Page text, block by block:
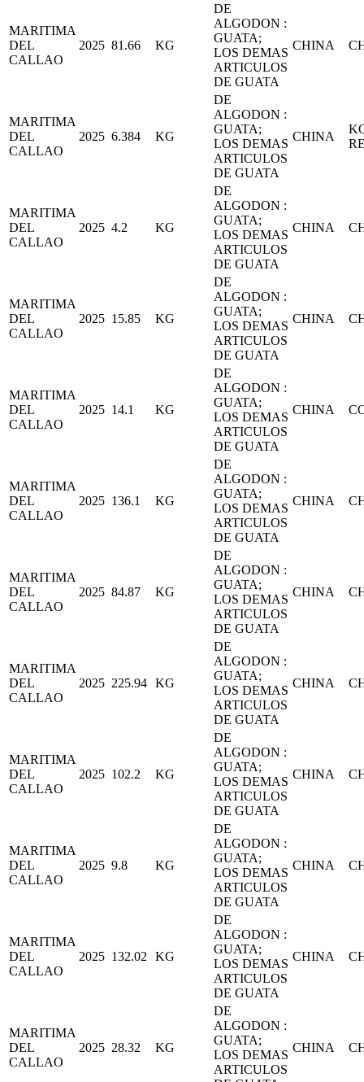
MARITIMA
DEL
CALLAO
2025 81.66 KG
DE
ALGODON :
GUATA;
LOS DEMAS
ARTICULOS
DE GUATA
CHINA
MARITIMA
DEL
CALLAO
2025 6.384 KG
DE
ALGODON :
GUATA;
LOS DEMAS
ARTICULOS
DE GUATA
CHINA
MARITIMA
DEL
CALLAO
2025 4.2 KG
DE
ALGODON :
GUATA;
LOS DEMAS
ARTICULOS
DE GUATA
CHINA
MARITIMA
DEL
CALLAO
2025 15.85 KG
DE
ALGODON :
GUATA;
LOS DEMAS
ARTICULOS
DE GUATA
CHINA
MARITIMA
DEL
CALLAO
2025 14.1 KG
DE
ALGODON :
GUATA;
LOS DEMAS
ARTICULOS
DE GUATA
CHINA
MARITIMA
DEL
CALLAO
2025 136.1 KG
DE
ALGODON :
GUATA;
LOS DEMAS
ARTICULOS
DE GUATA
CHINA
MARITIMA
DEL
CALLAO
2025 84.87 KG
DE
ALGODON :
GUATA;
LOS DEMAS
ARTICULOS
DE GUATA
CHINA
MARITIMA
DEL
CALLAO
2025 225.94 KG
DE
ALGODON :
GUATA;
LOS DEMAS
ARTICULOS
DE GUATA
CHINA
MARITIMA
DEL
CALLAO
2025 102.2 KG
DE
ALGODON :
GUATA;
LOS DEMAS
ARTICULOS
DE GUATA
CHINA
MARITIMA
DEL
CALLAO
2025 9.8 KG
DE
ALGODON :
GUATA;
LOS DEMAS
ARTICULOS
DE GUATA
CHINA
MARITIMA
DEL
CALLAO
2025 132.02 KG
DE
ALGODON :
GUATA;
LOS DEMAS
ARTICULOS
DE GUATA
CHINA
MARITIMA
DEL
CALLAO
2025 28.32 KG
DE
ALGODON :
GUATA;
LOS DEMAS
ARTICULOS
CHINA